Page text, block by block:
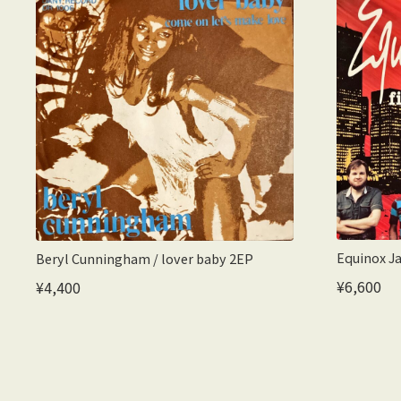
Beryl Cunningham / lover baby 2EP
¥4,400
Equinox
¥6,600